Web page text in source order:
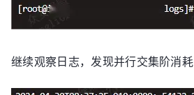
XX :GCTimeRatio=
继续观察日志，发现并行交集阶消